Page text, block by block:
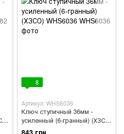
8
Артикул: WHS6036
Ключ ступичный 36мм -
усиленный (6-гранный) (ХЗСО)
WHS6036